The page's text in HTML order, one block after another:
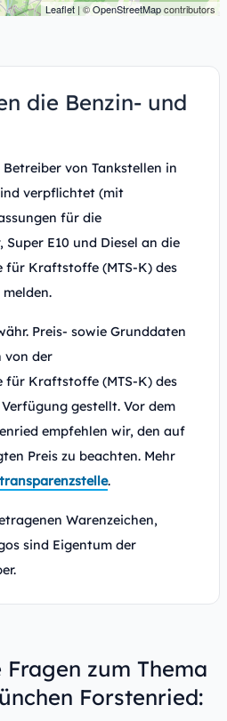
Leaflet | ©OpenStreetMapcontributors
die Benzin- und
von Tankstellen in
verpflichtet (mit
für die
E10 und Diesel an die
für Kraftstoffe (MTS-K) des
Preis- sowie Grunddaten
von der
für Kraftstoffe (MTS-K) des
gestellt. Vor dem
empfehlen wir, den auf
Preis zu beachten. Mehr
.
Warenzeichen,
sind Eigentum der
zum Thema
Forstenried: